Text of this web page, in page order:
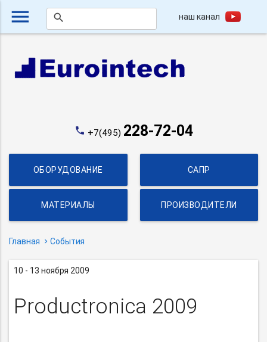
menu search наш канал
phone +7(495) 228-72-04
ОБОРУДОВАНИЕ САПР
МАТЕРИАЛЫ ПРОИЗВОДИТЕЛИ
Главная События
10 - 13 ноября 2009
Productronica 2009